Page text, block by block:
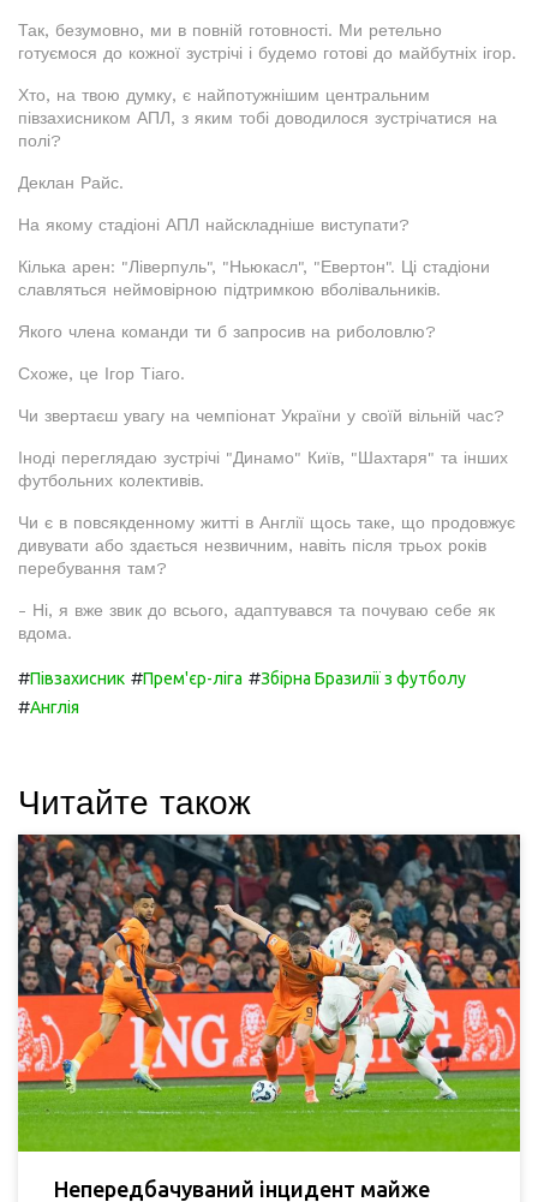
Так, безумовно, ми в повній готовності. Ми ретельно
готуємося до кожної зустрічі і будемо готові до майбутніх ігор.
Хто, на твою думку, є найпотужнішим центральним
півзахисником АПЛ, з яким тобі доводилося зустрічатися на
полі?
Деклан Райс.
На якому стадіоні АПЛ найскладніше виступати?
Кілька арен: "Ліверпуль", "Ньюкасл", "Евертон". Ці стадіони
славляться неймовірною підтримкою вболівальників.
Якого члена команди ти б запросив на риболовлю?
Схоже, це Ігор Тіаго.
Чи звертаєш увагу на чемпіонат України у своїй вільній час?
Іноді переглядаю зустрічі "Динамо" Київ, "Шахтаря" та інших
футбольних колективів.
Чи є в повсякденному житті в Англії щось таке, що продовжує
дивувати або здається незвичним, навіть після трьох років
перебування там?
- Ні, я вже звик до всього, адаптувався та почуваю себе як
вдома.
#Півзахисник #Прем'єр-ліга #Збірна Бразилії з футболу
#Англія
Читайте також
Непередбачуваний інцидент майже